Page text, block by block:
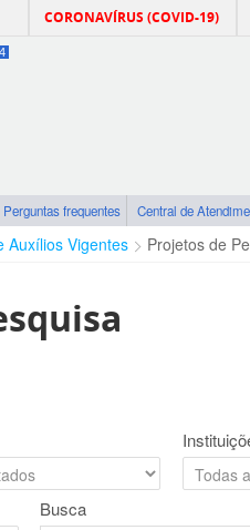
CORONAVÍRUS (COVID-19)
4
Perguntas frequentes Central de
Auxílios Vigentes Projetos de
Busca